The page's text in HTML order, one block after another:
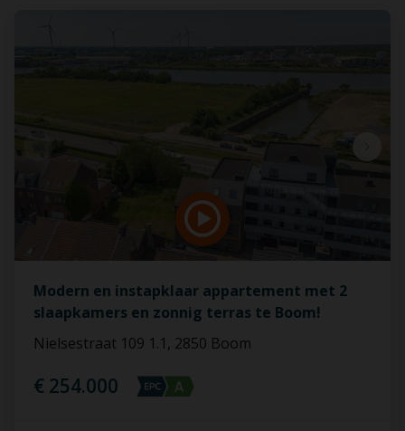
Modern en instapklaar appartement met 2
slaapkamers en zonnig terras te Boom!
Nielsestraat 109 1.1, 2850 Boom
€ 254.000